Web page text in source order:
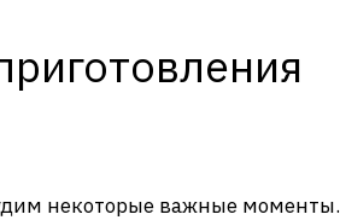
некоторые важные моменты.